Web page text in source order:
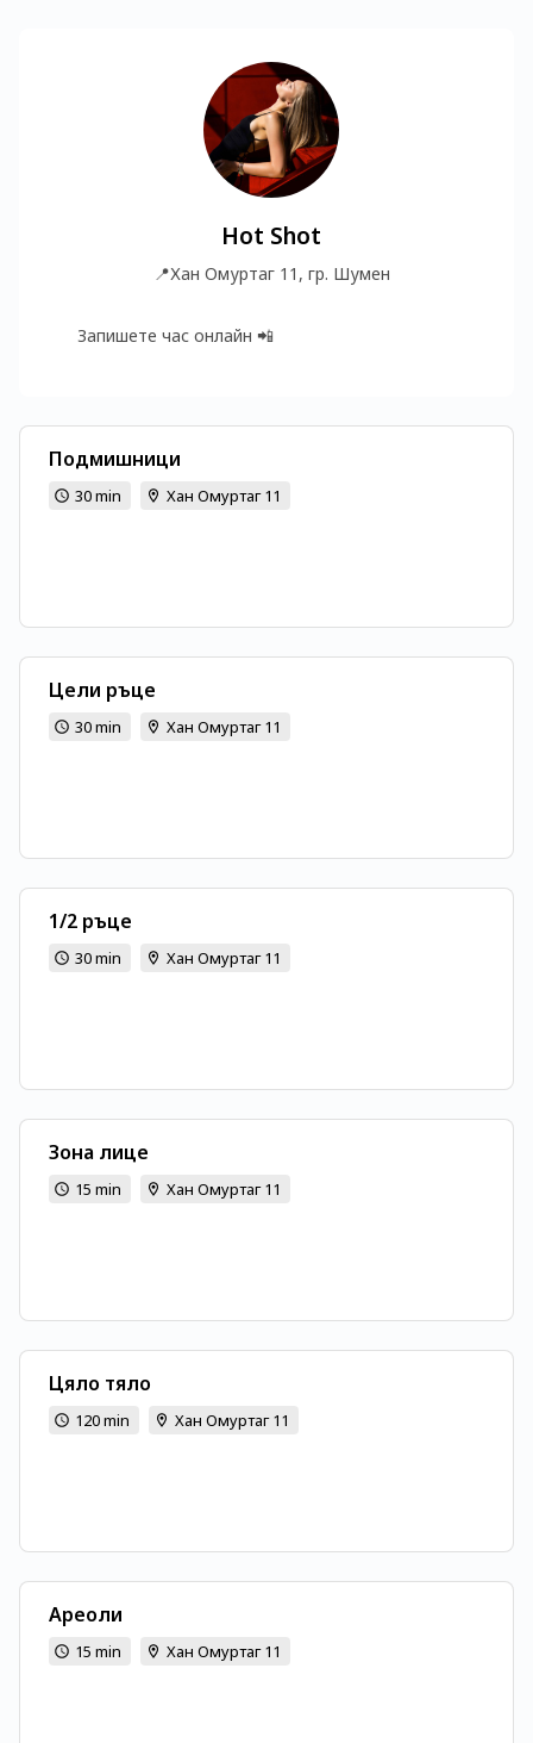
Hot Shot
📍Хан Омуртаг 11, гр. Шумен
Запишете час онлайн 📲
Подмишници
30 min Хан Омуртаг 11
Цели ръце
30 min Хан Омуртаг 11
1/2 ръце
30 min Хан Омуртаг 11
Зона лице
15 min Хан Омуртаг 11
Цяло тяло
120 min Хан Омуртаг 11
Ареоли
15 min Хан Омуртаг 11